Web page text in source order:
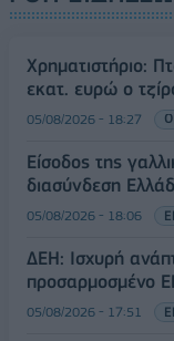
Χρηματιστήριο:
εκατ. ευρώ ο
05/08/2026 - 18:27
Είσοδος της
διασύνδεση
05/08/2026 - 18:06
ΔΕΗ: Ισχυρή
προσαρμοσμένο
05/08/2026 - 17:51